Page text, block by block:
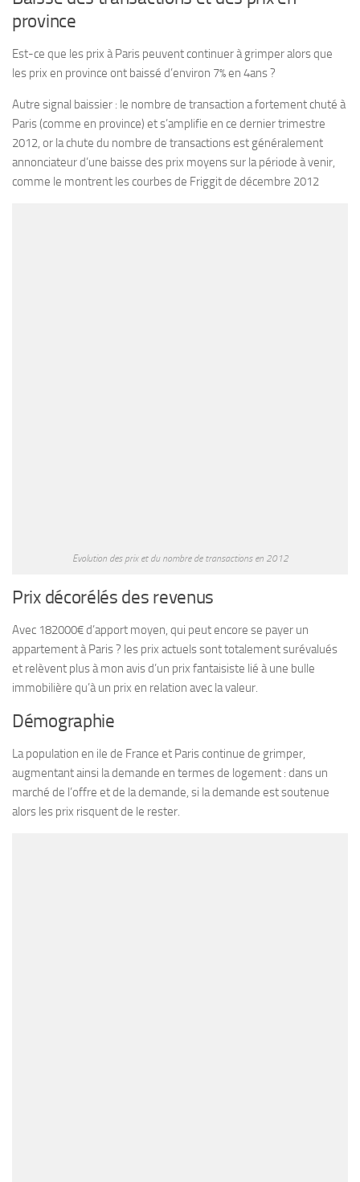
province
Est-ce que les prix à Paris peuvent continuer à grimper alors que
les prix en province ont baissé d’environ 7% en 4ans ?
Autre signal baissier : le nombre de transaction a fortement chuté à
Paris (comme en province) et s’amplifie en ce dernier trimestre
2012, or la chute du nombre de transactions est généralement
annonciateur d’une baisse des prix moyens sur la période à venir,
comme le montrent les courbes de Friggit de décembre 2012
Evolution des prix et du nombre de transactions en 2012
Prix décorélés des revenus
Avec 182000€ d’apport moyen, qui peut encore se payer un
appartement à Paris ? les prix actuels sont totalement surévalués
et relèvent plus à mon avis d’un prix fantaisiste lié à une bulle
immobilière qu’à un prix en relation avec la valeur.
Démographie
La population en ile de France et Paris continue de grimper,
augmentant ainsi la demande en termes de logement : dans un
marché de l’offre et de la demande, si la demande est soutenue
alors les prix risquent de le rester.